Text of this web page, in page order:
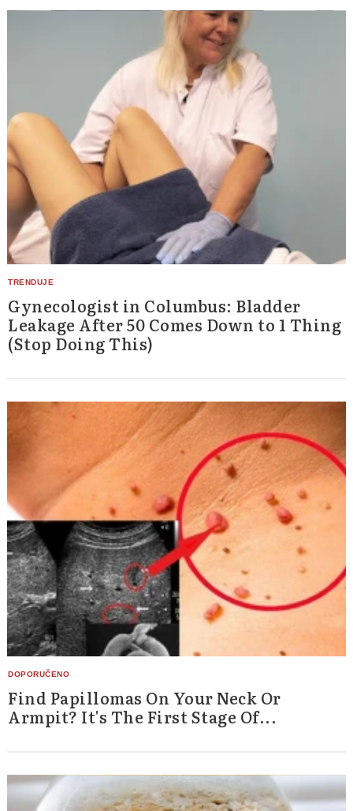
Gynecologist in Columbus: Bladder
Leakage After 50 Comes Down to 1 Thing
(Stop Doing This)
Find Papillomas On Your Neck Or
Armpit? It's The First Stage Of...